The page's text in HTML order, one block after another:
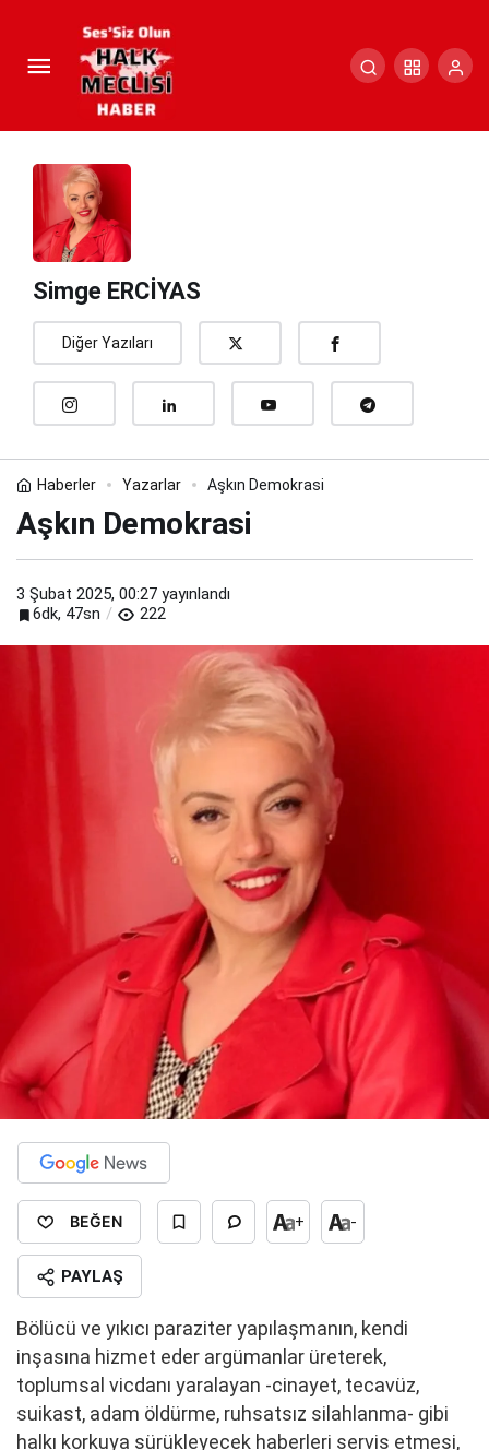
Simge ERCİYAS
Diğer Yazıları
Haberler Yazarlar Aşkın Demokrasi
Aşkın Demokrasi
3 Şubat 2025, 00:27 yayınlandı
6dk, 47sn
222
BEĞEN + -
PAYLAŞ
Bölücü ve yıkıcı paraziter yapılaşmanın, kendi
inşasına hizmet eder argümanlar üreterek,
toplumsal vicdanı yaralayan -cinayet, tecavüz,
suikast, adam öldürme, ruhsatsız silahlanma- gibi
halkı korkuya sürükleyecek haberleri servis etmesi,
Aşkın Demokrasi
Yorum Yap